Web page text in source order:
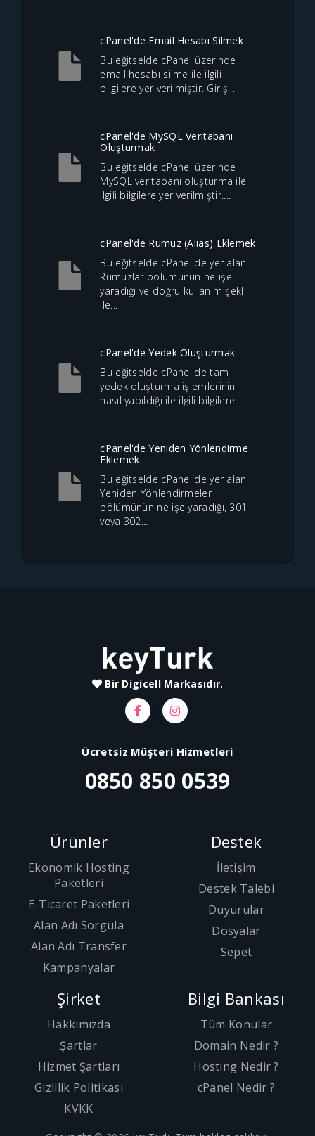
cPanel'de Email Hesabı Silmek
Bu eğitselde cPanel üzerinde
email hesabı silme ile ilgili
bilgilere yer verilmiştir. Giriş...
cPanel'de MySQL Veritabanı
Oluşturmak
Bu eğitselde cPanel üzerinde
MySQL veritabanı oluşturma ile
ilgili bilgilere yer verilmiştir....
cPanel'de Rumuz (Alias) Eklemek
Bu eğitselde cPanel'de yer alan
Rumuzlar bölümünün ne işe
yaradığı ve doğru kullanım şekli
ile...
cPanel'de Yedek Oluşturmak
Bu eğitselde cPanel'de tam
yedek oluşturma işlemlerinin
nasıl yapıldığı ile ilgili bilgilere...
cPanel'de Yeniden Yönlendirme
Eklemek
Bu eğitselde cPanel'de yer alan
Yeniden Yönlendirmeler
bölümünün ne işe yaradığı, 301
veya 302...
Bir Digicell Markasıdır.
Ücretsiz Müşteri Hizmetleri
0850 850 0539
Ürünler
Ekonomik Hosting
Paketleri
E-Ticaret Paketleri
Alan Adı Sorgula
Alan Adı Transfer
Kampanyalar
Destek
İletişim
Destek Talebi
Duyurular
Dosyalar
Sepet
Şirket
Hakkımızda
Şartlar
Hizmet Şartları
Gizlilik Politikası
KVKK
Bilgi Bankası
Tüm Konular
Domain Nedir ?
Hosting Nedir ?
cPanel Nedir ?